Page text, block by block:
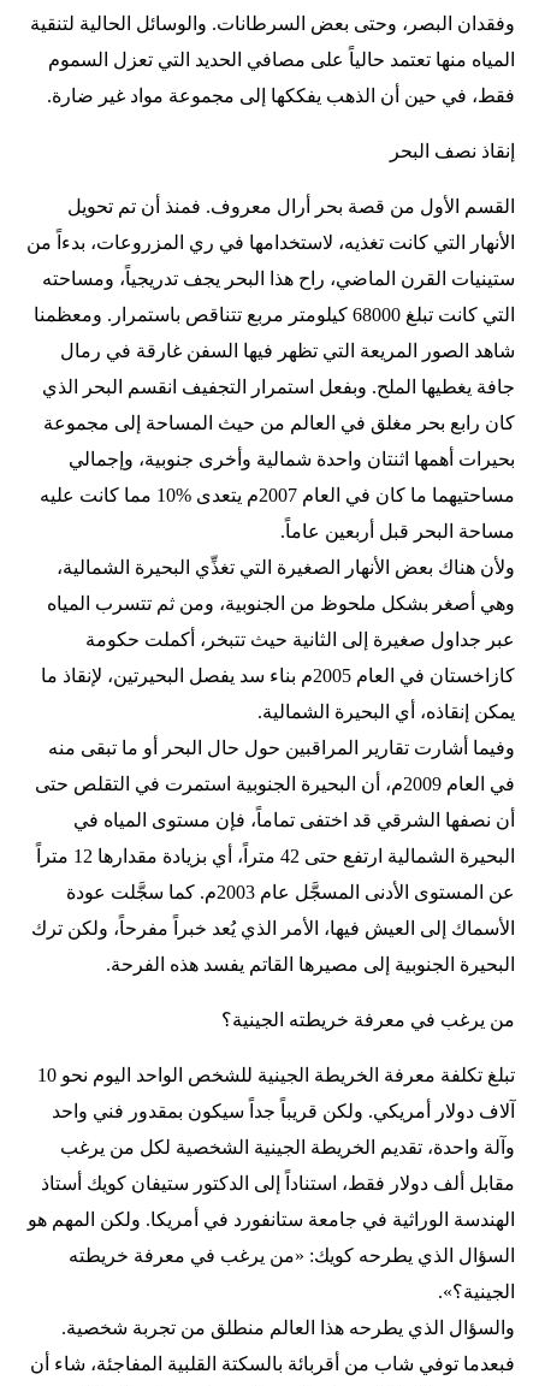
وفقدان البصر، وحتى بعض السرطانات. والوسائل الحالية لتنقية
المياه منها تعتمد حالياً على مصافي الحديد التي تعزل السموم
فقط، في حين أن الذهب يفككها إلى مجموعة مواد غير ضارة.
إنقاذ نصف البحر
القسم الأول من قصة بحر أرال معروف. فمنذ أن تم تحويل
الأنهار التي كانت تغذيه، لاستخدامها في ري المزروعات، بدءاً من
ستينيات القرن الماضي، راح هذا البحر يجف تدريجياً، ومساحته
التي كانت تبلغ 68000 كيلومتر مربع تتناقص باستمرار. ومعظمنا
شاهد الصور المريعة التي تظهر فيها السفن غارقة في رمال
جافة يغطيها الملح. وبفعل استمرار التجفيف انقسم البحر الذي
كان رابع بحر مغلق في العالم من حيث المساحة إلى مجموعة
بحيرات أهمها اثنتان واحدة شمالية وأخرى جنوبية، وإجمالي
مساحتيهما ما كان في العام 2007م يتعدى %10 مما كانت عليه
مساحة البحر قبل أربعين عاماً.
ولأن هناك بعض الأنهار الصغيرة التي تغذِّي البحيرة الشمالية،
وهي أصغر بشكل ملحوظ من الجنوبية، ومن ثم تتسرب المياه
عبر جداول صغيرة إلى الثانية حيث تتبخر، أكملت حكومة
كازاخستان في العام 2005م بناء سد يفصل البحيرتين، لإنقاذ ما
يمكن إنقاذه، أي البحيرة الشمالية.
وفيما أشارت تقارير المراقبين حول حال البحر أو ما تبقى منه
في العام 2009م، أن البحيرة الجنوبية استمرت في التقلص حتى
أن نصفها الشرقي قد اختفى تماماً، فإن مستوى المياه في
البحيرة الشمالية ارتفع حتى 42 متراً، أي بزيادة مقدارها 12 متراً
عن المستوى الأدنى المسجَّل عام 2003م. كما سجَّلت عودة
الأسماك إلى العيش فيها، الأمر الذي يُعد خبراً مفرحاً، ولكن ترك
البحيرة الجنوبية إلى مصيرها القاتم يفسد هذه الفرحة.
من يرغب في معرفة خريطته الجينية؟
تبلغ تكلفة معرفة الخريطة الجينية للشخص الواحد اليوم نحو 10
آلاف دولار أمريكي. ولكن قريباً جداً سيكون بمقدور فني واحد
وآلة واحدة، تقديم الخريطة الجينية الشخصية لكل من يرغب
مقابل ألف دولار فقط، استناداً إلى الدكتور ستيفان كويك أستاذ
الهندسة الوراثية في جامعة ستانفورد في أمريكا. ولكن المهم هو
السؤال الذي يطرحه كويك: «من يرغب في معرفة خريطته
الجينية؟».
والسؤال الذي يطرحه هذا العالم منطلق من تجربة شخصية.
فبعدما توفي شاب من أقربائة بالسكتة القلبية المفاجئة، شاء أن